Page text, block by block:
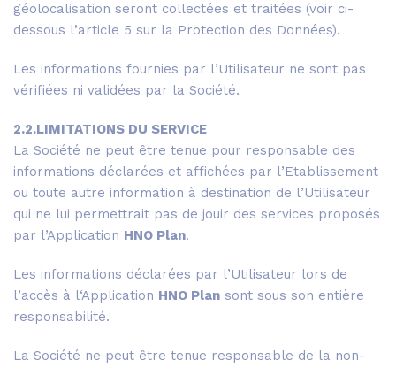
géolocalisation seront collectées et traitées (voir ci-
dessous l’article 5 sur la Protection des Données).
Les informations fournies par l’Utilisateur ne sont pas
vérifiées ni validées par la Société.
2.2.LIMITATIONS DU SERVICE
La Société ne peut être tenue pour responsable des
informations déclarées et affichées par l’Etablissement
ou toute autre information à destination de l’Utilisateur
qui ne lui permettrait pas de jouir des services proposés
par l’Application HNO Plan.
Les informations déclarées par l’Utilisateur lors de
l’accès à l‘Application HNO Plan sont sous son entière
responsabilité.
La Société ne peut être tenue responsable de la non-